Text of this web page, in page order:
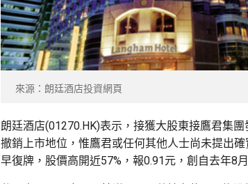
來源：朗廷酒店投資網頁
朗廷酒店(01270.HK)表示，接獲大股東接鷹君集
撤銷上市地位，惟鷹君或任何其他人士尚未提出
早復牌，股價高開近57%，報0.91元，創自去年8